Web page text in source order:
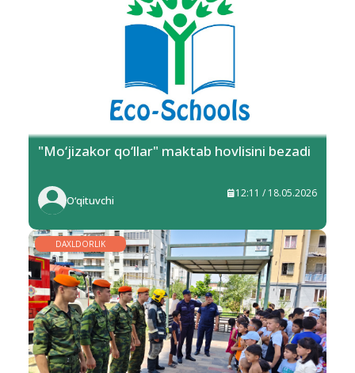
"Mo‘jizakor qo‘llar" maktab hovlisini bezadi
O‘qituvchi
12:11 / 18.05.2026
DAXLDORLIK